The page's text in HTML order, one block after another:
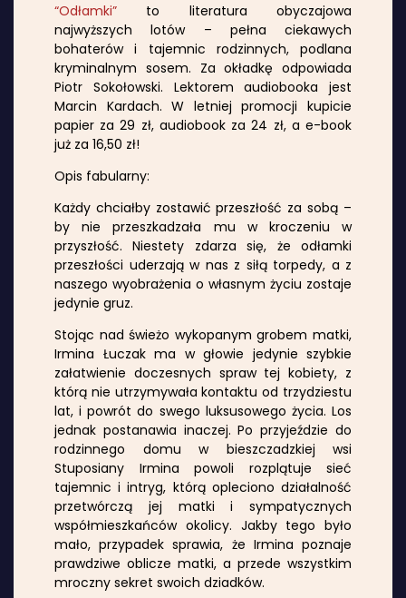
“Odłamki” to literatura obyczajowa
najwyższych lotów – pełna ciekawych
bohaterów i tajemnic rodzinnych, podlana
kryminalnym sosem. Za okładkę odpowiada
Piotr Sokołowski. Lektorem audiobooka jest
Marcin Kardach. W letniej promocji kupicie
papier za 29 zł, audiobook za 24 zł, a e-book
już za 16,50 zł!
Opis fabularny:
Każdy chciałby zostawić przeszłość za sobą –
by nie przeszkadzała mu w kroczeniu w
przyszłość. Niestety zdarza się, że odłamki
przeszłości uderzają w nas z siłą torpedy, a z
naszego wyobrażenia o własnym życiu zostaje
jedynie gruz.
Stojąc nad świeżo wykopanym grobem matki,
Irmina Łuczak ma w głowie jedynie szybkie
załatwienie doczesnych spraw tej kobiety, z
którą nie utrzymywała kontaktu od trzydziestu
lat, i powrót do swego luksusowego życia. Los
jednak postanawia inaczej. Po przyjeździe do
rodzinnego domu w bieszczadzkiej wsi
Stuposiany Irmina powoli rozplątuje sieć
tajemnic i intryg, którą opleciono działalność
przetwórczą jej matki i sympatycznych
współmieszkańców okolicy. Jakby tego było
mało, przypadek sprawia, że Irmina poznaje
prawdziwe oblicze matki, a przede wszystkim
mroczny sekret swoich dziadków.